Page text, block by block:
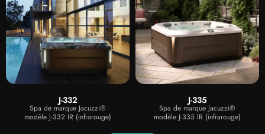
J-332
Spa de marque Jacuzzi®
modèle J-332 IR (infrarouge)
J-335
Spa de marque Jacuzzi®
modèle J-335 IR (infrarouge)